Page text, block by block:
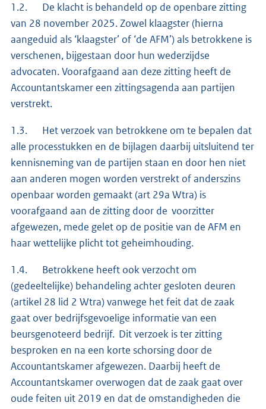
1.2. De klacht is behandeld op de openbare zitting
van 28 november 2025. Zowel klaagster (hierna
aangeduid als ‘klaagster’ of ‘de AFM’) als betrokkene is
verschenen, bijgestaan door hun wederzijdse
advocaten. Voorafgaand aan deze zitting heeft de
Accountantskamer een zittingsagenda aan partijen
verstrekt.
1.3. Het verzoek van betrokkene om te bepalen dat
alle processtukken en de bijlagen daarbij uitsluitend ter
kennisneming van de partijen staan en door hen niet
aan anderen mogen worden verstrekt of anderszins
openbaar worden gemaakt (art 29a Wtra) is
voorafgaand aan de zitting door de voorzitter
afgewezen, mede gelet op de positie van de AFM en
haar wettelijke plicht tot geheimhouding.
1.4. Betrokkene heeft ook verzocht om
(gedeeltelijke) behandeling achter gesloten deuren
(artikel 28 lid 2 Wtra) vanwege het feit dat de zaak
gaat over bedrijfsgevoelige informatie van een
beursgenoteerd bedrijf. Dit verzoek is ter zitting
besproken en na een korte schorsing door de
Accountantskamer afgewezen. Daarbij heeft de
Accountantskamer overwogen dat de zaak gaat over
oude feiten uit 2019 en dat de omstandigheden die